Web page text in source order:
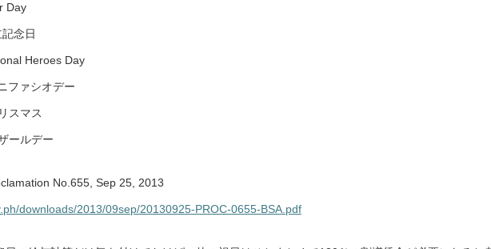
Day
念日
Heroes Day
ファシオデー
スマス
ールデー
No.655, Sep 25, 2013
downloads/2013/09sep/20130925-PROC-0655-BSA.pdf